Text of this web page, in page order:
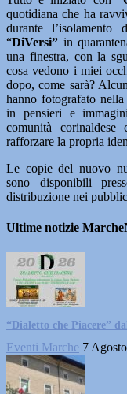
quotidiana che ha
durante
“DiVersi” in
una finestra, con la
cosa vedono i miei
dopo, come sarà?
hanno fotografato
in pensieri e
comunità
rafforzare la propria
Le copie del nuovo
sono disponibili
distribuzione nei
Ultime notizie
“Dialetto che Piacere”
Eventi Marche 7